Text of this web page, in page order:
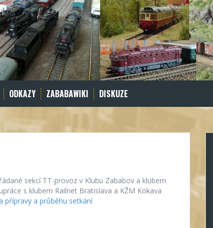
ODKAZY ZABABAWIKI DISKUZE
sekcí TT-provoz v Klubu Zababov a klubem
s klubem Railnet Bratislava a KŽM Kokava
přípravy a průběhu setkání